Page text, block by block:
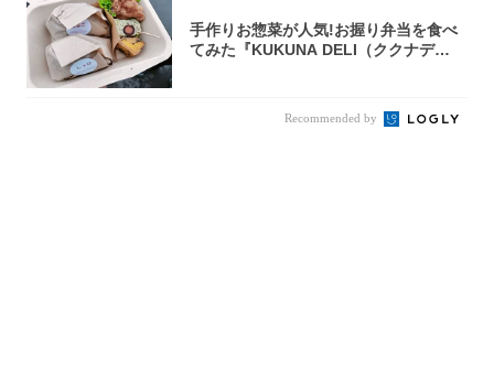
手作りお惣菜が人気!お握り弁当を食べ
てみた『KUKUNA DELI（ククナデ
Recommended by